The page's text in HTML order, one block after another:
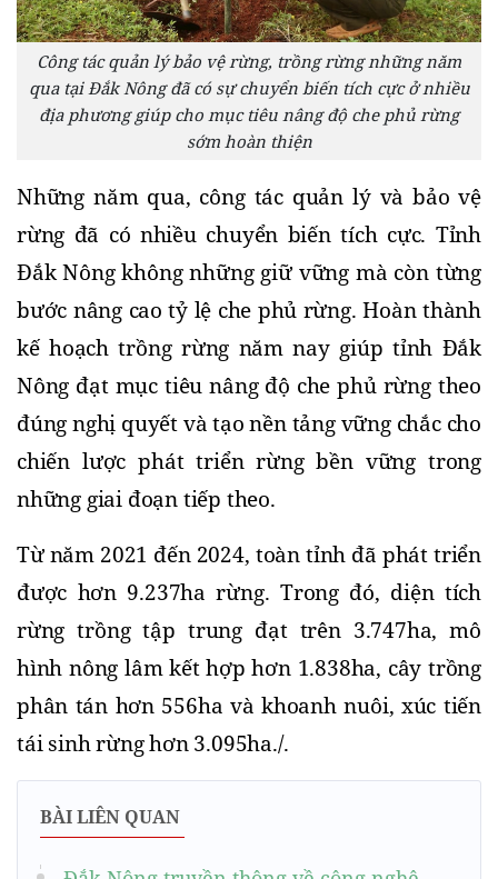
Công tác quản lý bảo vệ rừng, trồng rừng những năm
qua tại Đắk Nông đã có sự chuyển biến tích cực ở nhiều
địa phương giúp cho mục tiêu nâng độ che phủ rừng
sớm hoàn thiện
Những năm qua, công tác quản lý và bảo vệ
rừng đã có nhiều chuyển biến tích cực. Tỉnh
Đắk Nông không những giữ vững mà còn từng
bước nâng cao tỷ lệ che phủ rừng. Hoàn thành
kế hoạch trồng rừng năm nay giúp tỉnh Đắk
Nông đạt mục tiêu nâng độ che phủ rừng theo
đúng nghị quyết và tạo nền tảng vững chắc cho
chiến lược phát triển rừng bền vững trong
những giai đoạn tiếp theo.
Từ năm 2021 đến 2024, toàn tỉnh đã phát triển
được hơn 9.237ha rừng. Trong đó, diện tích
rừng trồng tập trung đạt trên 3.747ha, mô
hình nông lâm kết hợp hơn 1.838ha, cây trồng
phân tán hơn 556ha và khoanh nuôi, xúc tiến
tái sinh rừng hơn 3.095ha./.
BÀI LIÊN QUAN